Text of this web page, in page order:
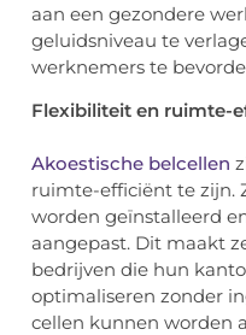
aan een gezondere
geluidsniveau te
werknemers te
Flexibiliteit en ruimte-
Akoestische belcellen
ruimte-efficiënt te zijn.
worden geïnstalleerd
aangepast. Dit maakt
bedrijven die hun
optimaliseren zonder
cellen kunnen worden